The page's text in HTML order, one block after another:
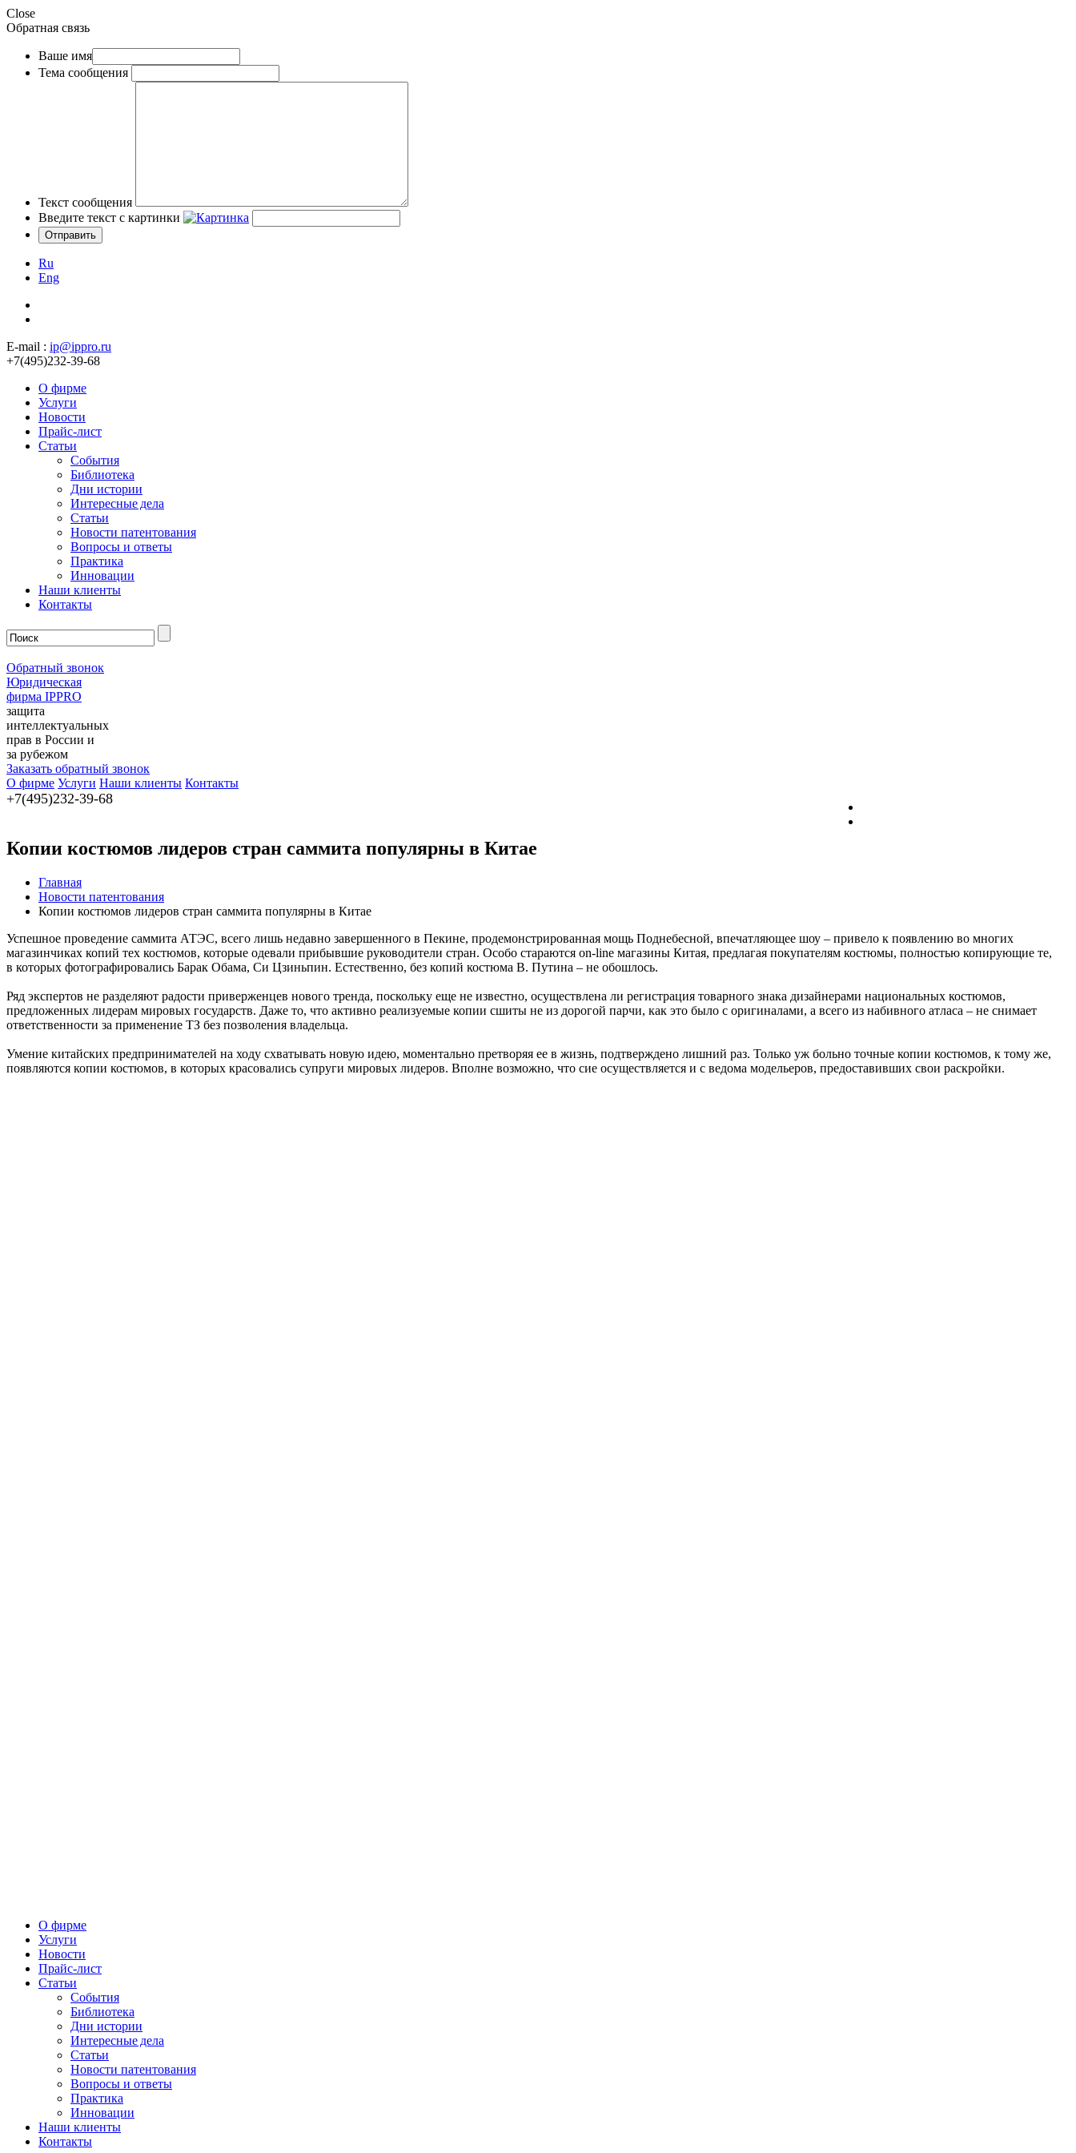
Close
Обратная связь
Ваше имя
Тема сообщения
Текст сообщения
Введите текст с картинки
Ru
Eng
E-mail : ip@ippro.ru
+7(495)232-39-68
О фирме
Услуги
Новости
Прайс-лист
Статьи
События
Библиотека
Дни истории
Интересные дела
Статьи
Новости патентования
Вопросы и ответы
Практика
Инновации
Наши клиенты
Контакты
Обратный звонок
Юридическая
фирма IPPRO
защита
интеллектуальных
прав в России и
за рубежом
Заказать обратный звонок
О фирме Услуги Наши клиенты Контакты
+7(495)232-39-68
Копии костюмов лидеров стран саммита популярны в Китае
Главная
Новости патентования
Копии костюмов лидеров стран саммита популярны в Китае
Успешное проведение саммита АТЭС, всего лишь недавно завершенного в Пекине, продемонстрированная мощь Поднебесной, впечатляющее шоу – привело к появлению во многих
магазинчиках копий тех костюмов, которые одевали прибывшие руководители стран. Особо стараются on-line магазины Китая, предлагая покупателям костюмы, полностью копирующие те,
в которых фотографировались Барак Обама, Си Цзиньпин. Естественно, без копий костюма В. Путина – не обошлось.
Ряд экспертов не разделяют радости приверженцев нового тренда, поскольку еще не известно, осуществлена ли регистрация товарного знака дизайнерами национальных костюмов,
предложенных лидерам мировых государств. Даже то, что активно реализуемые копии сшиты не из дорогой парчи, как это было с оригиналами, а всего из набивного атласа – не снимает
ответственности за применение ТЗ без позволения владельца.
Умение китайских предпринимателей на ходу схватывать новую идею, моментально претворяя ее в жизнь, подтверждено лишний раз. Только уж больно точные копии костюмов, к тому же,
появляются копии костюмов, в которых красовались супруги мировых лидеров. Вполне возможно, что сие осуществляется и с ведома модельеров, предоставивших свои раскройки.
О фирме
Услуги
Новости
Прайс-лист
Статьи
События
Библиотека
Дни истории
Интересные дела
Статьи
Новости патентования
Вопросы и ответы
Практика
Инновации
Наши клиенты
Контакты